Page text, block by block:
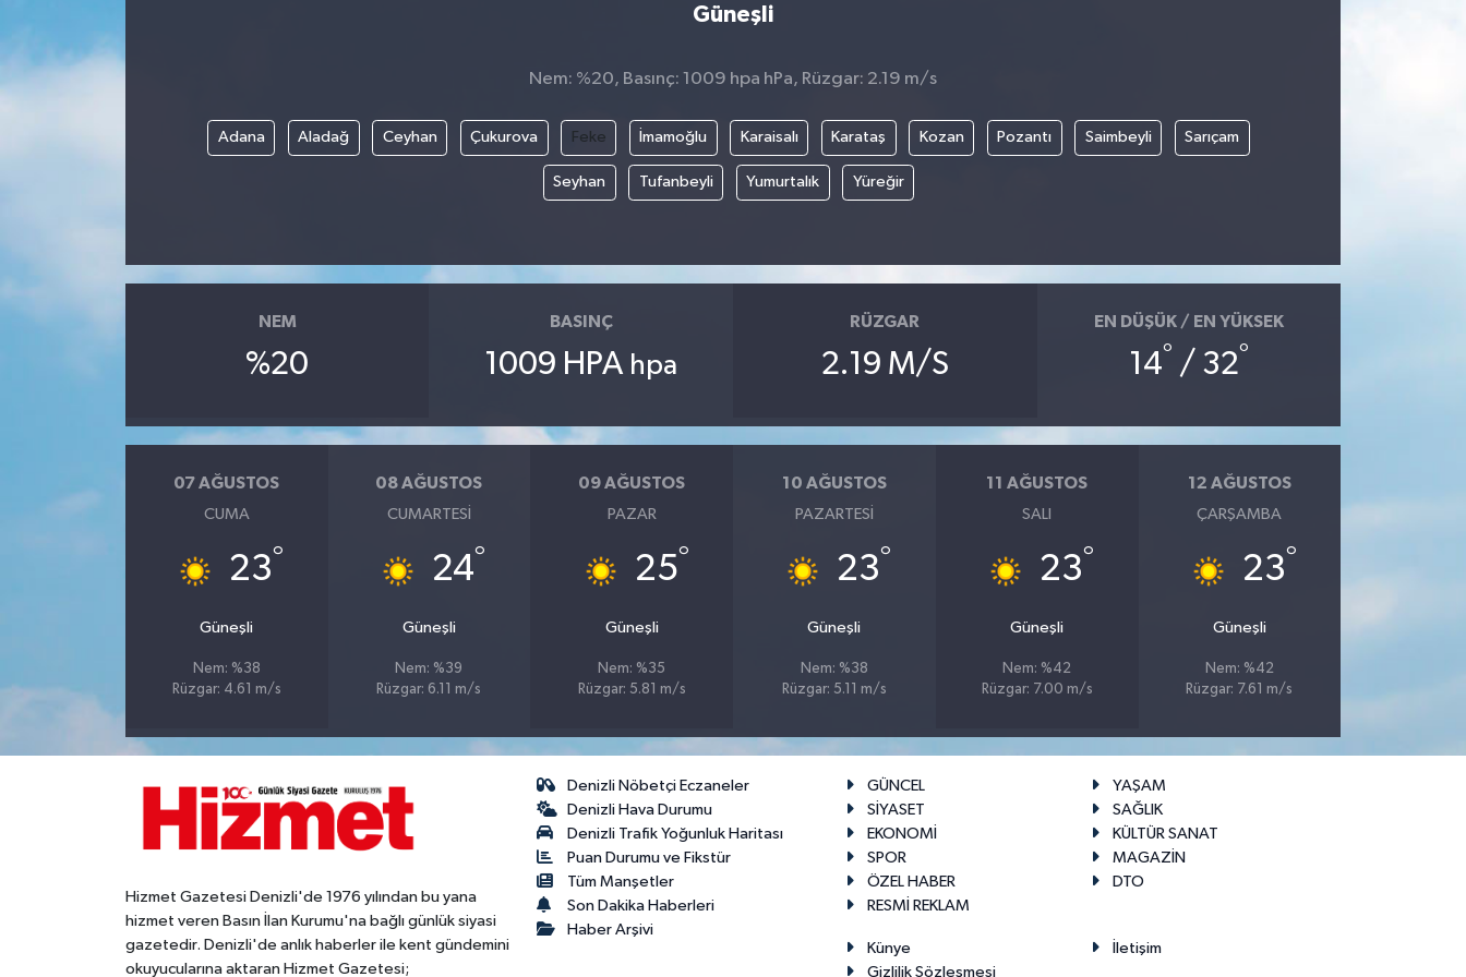
Güneşli
Nem: %20, Basınç: 1009 hpa hPa, Rüzgar: 2.19 m/s
Adana Aladağ Ceyhan Çukurova Feke İmamoğlu Karaisalı Karataş Kozan Pozantı Saimbeyli Sarıçam
Seyhan Tufanbeyli Yumurtalık Yüreğir
NEM
%20
BASINÇ
1009 HPA hpa
RÜZGAR
2.19 M/S
EN DÜŞÜK / EN YÜKSEK
14° / 32°
07 AĞUSTOS
CUMA
23°
Güneşli
Nem: %38
Rüzgar: 4.61 m/s
08 AĞUSTOS
CUMARTESI
24°
Güneşli
Nem: %39
Rüzgar: 6.11 m/s
09 AĞUSTOS
PAZAR
25°
Güneşli
Nem: %35
Rüzgar: 5.81 m/s
10 AĞUSTOS
PAZARTESI
23°
Güneşli
Nem: %38
Rüzgar: 5.11 m/s
11 AĞUSTOS
SALI
23°
Güneşli
Nem: %42
Rüzgar: 7.00 m/s
12 AĞUSTOS
ÇARŞAMBA
23°
Güneşli
Nem: %42
Rüzgar: 7.61 m/s
Hizmet Gazetesi Denizli'de 1976 yılından bu yana
hizmet veren Basın İlan Kurumu'na bağlı günlük siyasi
gazetedir. Denizli'de anlık haberler ile kent gündemini
okuyucularına aktaran Hizmet Gazetesi;
Denizli Nöbetçi Eczaneler
Denizli Hava Durumu
Denizli Trafik Yoğunluk Haritası
Puan Durumu ve Fikstür
Tüm Manşetler
Son Dakika Haberleri
Haber Arşivi
GÜNCEL
YAŞAM
SİYASET
SAĞLIK
EKONOMİ
KÜLTÜR SANAT
SPOR
MAGAZİN
ÖZEL HABER
DTO
RESMİ REKLAM
Künye
İletişim
Gizlilik Sözleşmesi
ÖZEL HABER